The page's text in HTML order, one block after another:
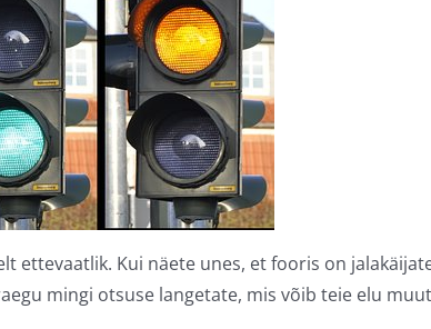
ettevaatlik. Kui näete unes, et fooris on
mingi otsuse langetate, mis võib teie elu